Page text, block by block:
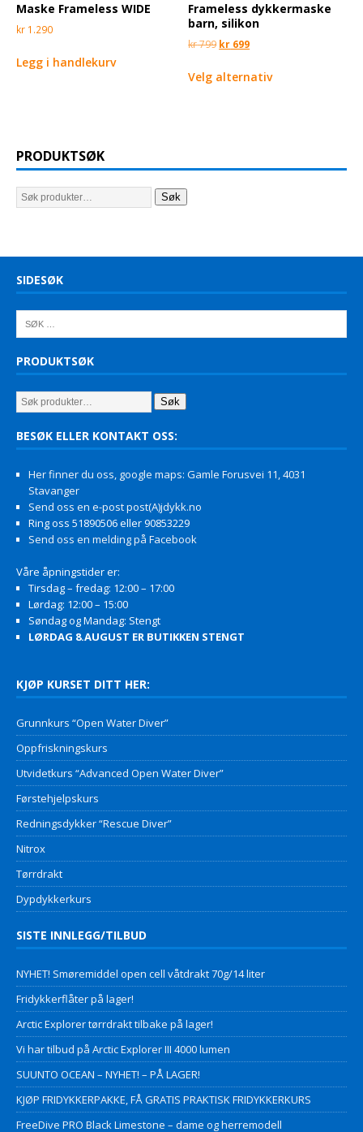
Maske Frameless WIDE
kr 1.290
Legg i handlekurv
Frameless dykkermaske
barn, silikon
kr799 kr 699
Velg alternativ
PRODUKTSØK
Søk
SIDESØK
PRODUKTSØK
Søk
BESØK ELLER KONTAKT OSS:
Her finner du oss, google maps: Gamle Forusvei 11, 4031
Stavanger
Send oss en e-post post(A)jdykk.no
Ring oss 51890506 eller 90853229
Send oss en melding på Facebook
Våre åpningstider er:
Tirsdag – fredag: 12:00 – 17:00
Lørdag: 12:00 – 15:00
Søndag og Mandag: Stengt
LØRDAG 8.AUGUST ER BUTIKKEN STENGT
KJØP KURSET DITT HER:
Grunnkurs “Open Water Diver”
Oppfriskningskurs
Utvidetkurs “Advanced Open Water Diver”
Førstehjelpskurs
Redningsdykker “Rescue Diver”
Nitrox
Tørrdrakt
Dypdykkerkurs
SISTE INNLEGG/TILBUD
NYHET! Smøremiddel open cell våtdrakt 70g/14 liter
Fridykkerflåter på lager!
Arctic Explorer tørrdrakt tilbake på lager!
Vi har tilbud på Arctic Explorer III 4000 lumen
SUUNTO OCEAN – NYHET! – PÅ LAGER!
KJØP FRIDYKKERPAKKE, FÅ GRATIS PRAKTISK FRIDYKKERKURS
FreeDive PRO Black Limestone – dame og herremodell